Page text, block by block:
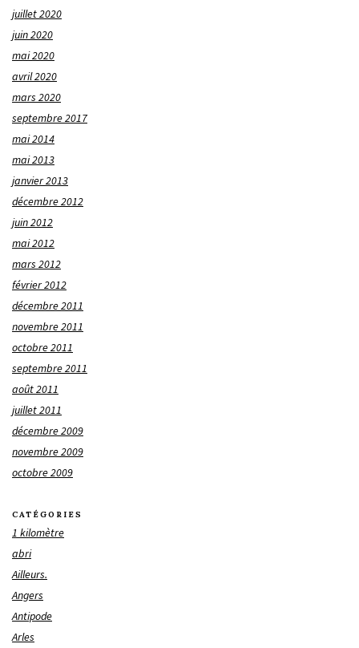
juillet 2020
juin 2020
mai 2020
avril 2020
mars 2020
septembre 2017
mai 2014
mai 2013
janvier 2013
décembre 2012
juin 2012
mai 2012
mars 2012
février 2012
décembre 2011
novembre 2011
octobre 2011
septembre 2011
août 2011
juillet 2011
décembre 2009
novembre 2009
octobre 2009
CATÉGORIES
1 kilomètre
abri
Ailleurs.
Angers
Antipode
Arles